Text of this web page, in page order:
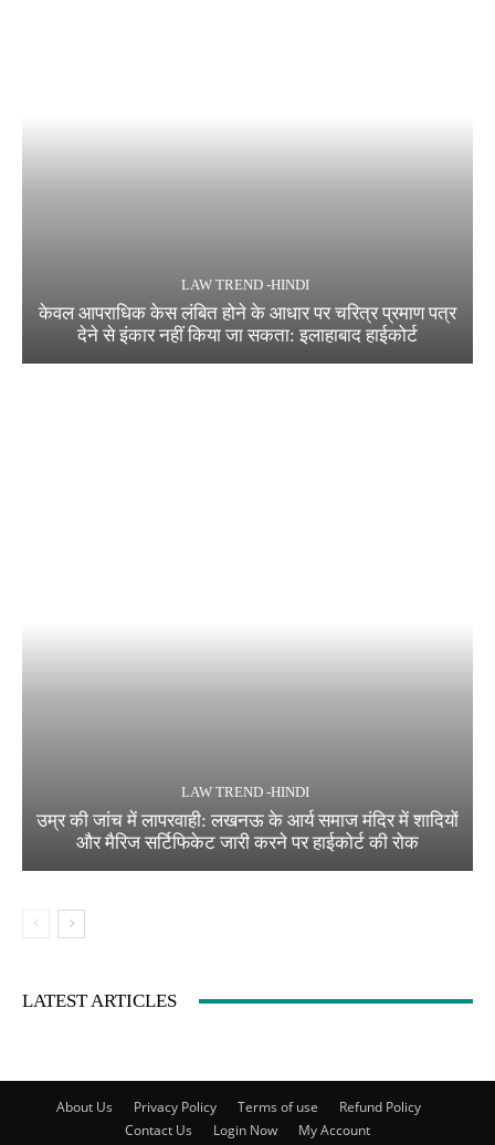
LAW TREND -HINDI
केवल आपराधिक केस लंबित होने के आधार पर चरित्र प्रमाण पत्र
देने से इंकार नहीं किया जा सकता: इलाहाबाद हाईकोर्ट
LAW TREND -HINDI
उम्र की जांच में लापरवाही: लखनऊ के आर्य समाज मंदिर में शादियों
और मैरिज सर्टिफिकेट जारी करने पर हाईकोर्ट की रोक
LATEST ARTICLES
About Us Privacy Policy Terms of use
Refund Policy
Contact Us
Login Now My Account